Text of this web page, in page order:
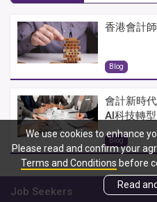
香港會計
Blog
會計新時
AI科技轉型
Blog
Job Seekers
We use cookies to enhance
Please read and confirm your
Terms and Conditions before
Read